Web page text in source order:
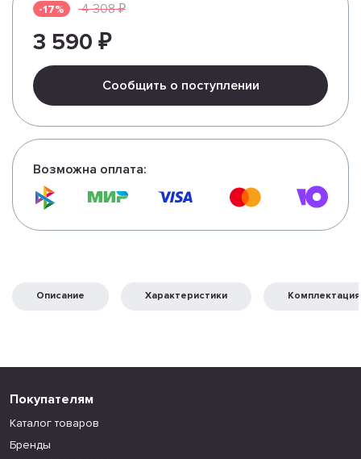
-17% 4 308 ₽
3 590 ₽
Сообщить о поступлении
Возможна оплата:
Описание Характеристики Комплектация
Покупателям
Каталог товаров
Бренды